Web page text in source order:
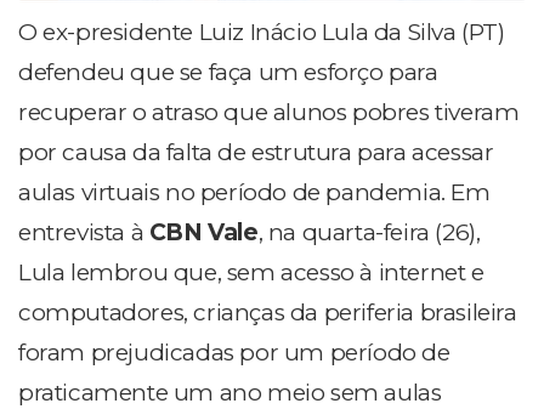
O ex-presidente Luiz Inácio Lula da Silva (PT)
defendeu que se faça um esforço para
recuperar o atraso que alunos pobres tiveram
por causa da falta de estrutura para acessar
aulas virtuais no período de pandemia. Em
entrevista à CBN Vale, na quarta-feira (26),
Lula lembrou que, sem acesso à internet e
computadores, crianças da periferia brasileira
foram prejudicadas por um período de
praticamente um ano meio sem aulas